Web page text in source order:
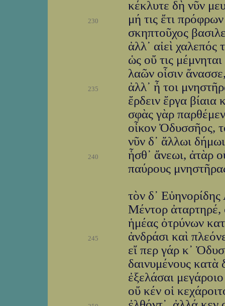
κέκλυτε δὴ νῦν
230
μή τις ἔτι
σκηπτοῦχος
ἀλλ᾽ αἰεὶ χαλεπός
ὡς οὔ τις
λαῶν οἷσιν
235
ἀλλ᾽ ἦ τοι
ἔρδειν ἔργα βίαια
σφὰς γὰρ
οἶκον Ὀδυσσῆος,
νῦν δ᾽ ἄλλωι
240
ἧσθ᾽ ἄνεωι, ἀτὰρ
παύρους
τὸν δ᾽ Εὐηνορίδης
Μέντορ ἀταρτηρέ,
ἡμέας ὀτρύνων
245
ἀνδράσι καὶ
εἴ περ γάρ κ᾽
δαινυμένους
ἐξελάσαι
οὔ κέν οἱ